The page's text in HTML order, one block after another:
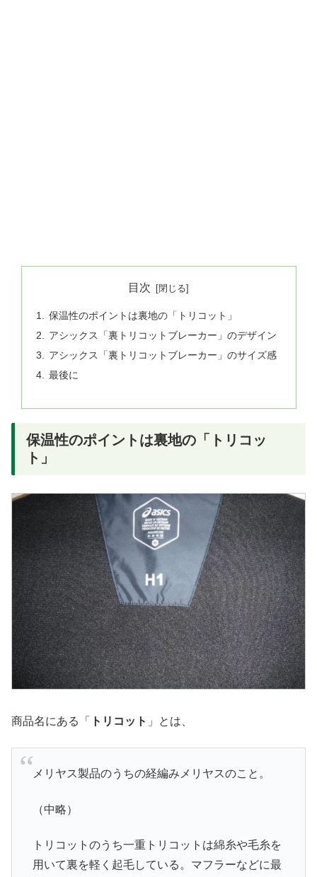
目次
保温性のポイントは裏地の「トリコット」
アシックス「裏トリコットブレーカー」のデザイン
アシックス「裏トリコットブレーカー」のサイズ感
最後に
保温性のポイントは裏地の「トリコッ
ト」
商品名にある「 トリコット 」とは、
メリヤス製品のうちの経編みメリヤスのこと。
（中略）
トリコットのうち一重トリコットは綿糸や毛糸を
用いて裏を軽く起毛している。マフラーなどに最